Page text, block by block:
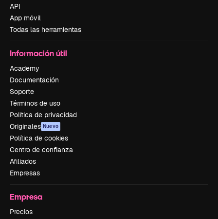
API
App móvil
Todas las herramientas
Información útil
Academy
Documentación
Soporte
Términos de uso
Política de privacidad
Originales Nuevo
Política de cookies
Centro de confianza
Afiliados
Empresas
Empresa
Precios